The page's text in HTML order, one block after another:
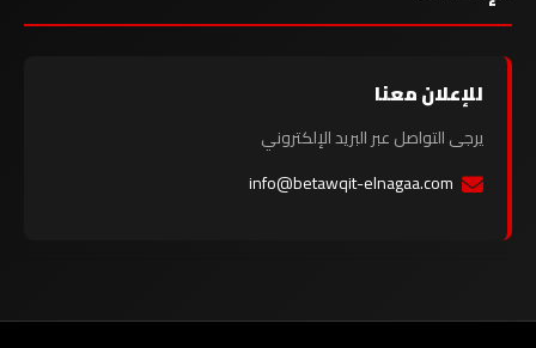
للإعلان معنا
يرجى التواصل عبر البريد الإلكتروني
info@betawqit-elnagaa.com